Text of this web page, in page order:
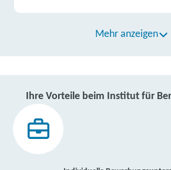
Mehr anzeigen
Ihre Vorteile beim Institut für